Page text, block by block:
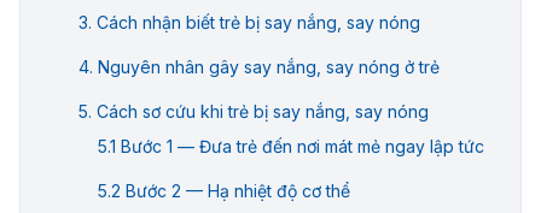
Cách nhận biết trẻ bị say nắng, say nóng
Nguyên nhân gây say nắng, say nóng ở trẻ
Cách sơ cứu khi trẻ bị say nắng, say nóng
Bước 1 — Đưa trẻ đến nơi mát mẻ ngay lập tức
Bước 2 — Hạ nhiệt độ cơ thể